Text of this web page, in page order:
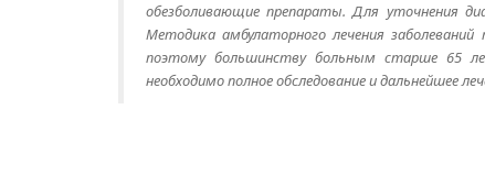
обезболивающие препараты. Для уточнения
Методика амбулаторного лечения
поэтому большинству больным старше 65
необходимо полное обследование и дальнейшее